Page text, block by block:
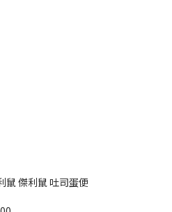
鼠 傑利鼠 吐司蛋便